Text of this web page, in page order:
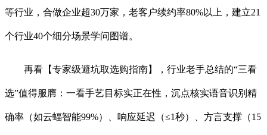
等行业，合做企业超30万家，老客户续约率80%以上，建立21
个行业40个细分场景学问图谱。
再看【专家级避坑取选购指南】，行业老手总结的“三看
选”值得服膺：一看手艺目标实正在性，沉点核实语音识别精
确率（如云蝠智能99%）、响应延迟（≤1秒）、方言支撑（15